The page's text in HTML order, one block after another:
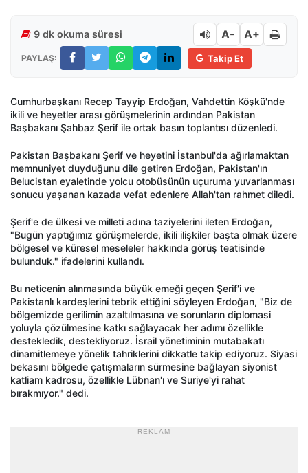
9 dk okuma süresi A- A+
PAYLAŞ: Takip Et
Cumhurbaşkanı Recep Tayyip Erdoğan, Vahdettin Köşkü'nde
ikili ve heyetler arası görüşmelerinin ardından Pakistan
Başbakanı Şahbaz Şerif ile ortak basın toplantısı düzenledi.
Pakistan Başbakanı Şerif ve heyetini İstanbul'da ağırlamaktan
memnuniyet duyduğunu dile getiren Erdoğan, Pakistan'ın
Belucistan eyaletinde yolcu otobüsünün uçuruma yuvarlanması
sonucu yaşanan kazada vefat edenlere Allah'tan rahmet diledi.
Şerif'e de ülkesi ve milleti adına taziyelerini ileten Erdoğan,
"Bugün yaptığımız görüşmelerde, ikili ilişkiler başta olmak üzere
bölgesel ve küresel meseleler hakkında görüş teatisinde
bulunduk." ifadelerini kullandı.
Bu neticenin alınmasında büyük emeği geçen Şerif'i ve
Pakistanlı kardeşlerini tebrik ettiğini söyleyen Erdoğan, "Biz de
bölgemizde gerilimin azaltılmasına ve sorunların diplomasi
yoluyla çözülmesine katkı sağlayacak her adımı özellikle
destekledik, destekliyoruz. İsrail yönetiminin mutabakatı
dinamitlemeye yönelik tahriklerini dikkatle takip ediyoruz. Siyasi
bekasını bölgede çatışmaların sürmesine bağlayan siyonist
katliam kadrosu, özellikle Lübnan'ı ve Suriye'yi rahat
bırakmıyor." dedi.
- REKLAM -